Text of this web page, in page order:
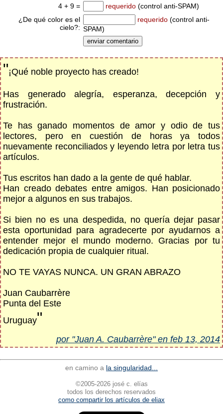
4 + 9 = requerido (control anti-SPAM)
¿De qué color es el
cielo?:
requerido (control anti-
SPAM)
"¡Qué noble proyecto has creado!
Has generado alegría, esperanza, decepción y
frustración.
Te has ganado momentos de amor y odio de tus
lectores, pero en cuestión de horas ya todos
nuevamente reconciliados y leyendo letra por letra tus
artículos.
Tus escritos han dado a la gente de qué hablar.
Han creado debates entre amigos. Han posicionado
mejor a algunos en sus trabajos.
Si bien no es una despedida, no quería dejar pasar
esta oportunidad para agradecerte por ayudarnos a
entender mejor el mundo moderno. Gracias por tu
dedicación propia de cualquier ritual.
NO TE VAYAS NUNCA. UN GRAN ABRAZO
Juan Caubarrère
Punta del Este
Uruguay"
por "Juan A. Caubarrère" en feb 13, 2014
en camino a la singularidad...
©2005-2026 josé c. elías
todos los derechos reservados
como compartir los artículos de eliax